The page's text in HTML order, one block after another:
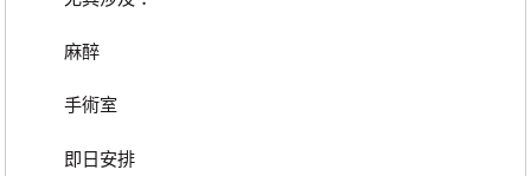
麻醉
手術室
即日安排